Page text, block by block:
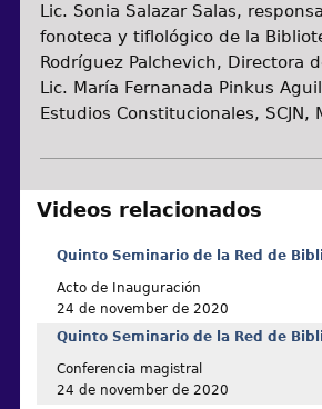
Lic. Sonia Salazar Salas,
fonoteca y tiflológico de la
Rodríguez Palchevich, Directora
Lic. María Fernanada Pinkus
Estudios Constitucionales, SCJN,
Videos relacionados
Quinto Seminario de la Red de
Acto de Inauguración
24 de november de 2020
Quinto Seminario de la Red de
Conferencia magistral
24 de november de 2020